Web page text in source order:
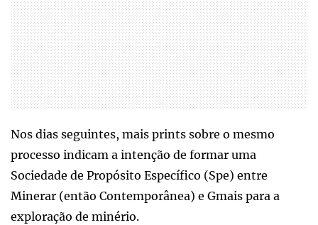
Nos dias seguintes, mais prints sobre o mesmo
processo indicam a intenção de formar uma
Sociedade de Propósito Específico (Spe) entre
Minerar (então Contemporânea) e Gmais para a
exploração de minério.